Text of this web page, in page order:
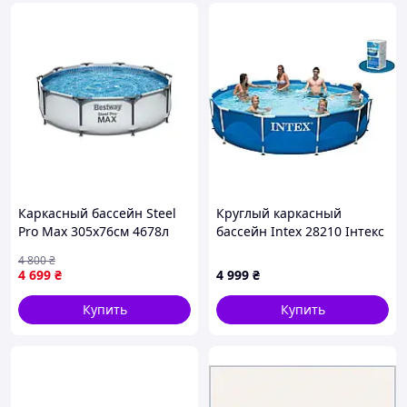
удобный сливной клапан с возможностью
подключения шланга
простая установка на ровной подготовленной
поверхности
длительный срок службы благодаря прочным
подстилка под дно в комплект не входит
скиммер отсутствует
Характеристики
Диаметр
366 см
Каркасный бассейн Steel
Pro Max 305х76см 4678л
4 699 ₴
4 800₴
Купить
Круглый каркасный
бассейн Intex 28210 Інтекс
см)
4 999 ₴
Купить